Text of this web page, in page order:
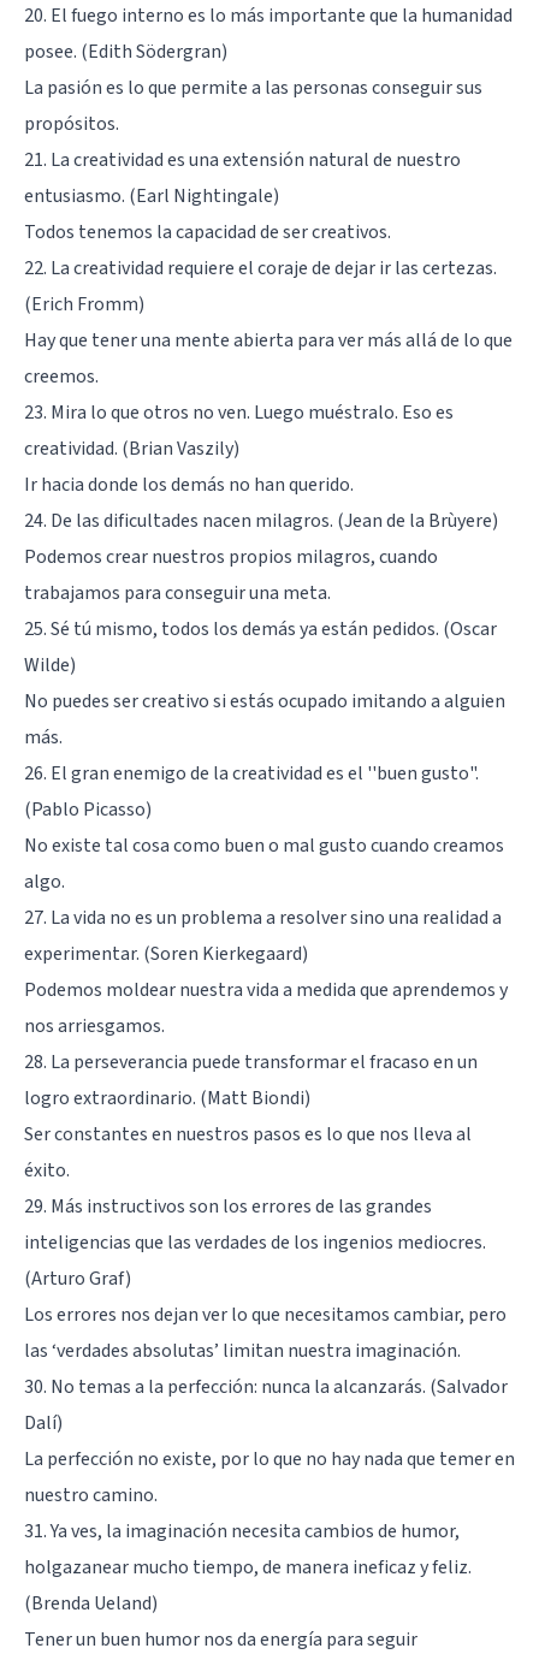
20. El fuego interno es lo más importante que la humanidad
posee. (Edith Södergran)
La pasión es lo que permite a las personas conseguir sus
propósitos.
21. La creatividad es una extensión natural de nuestro
entusiasmo. (Earl Nightingale)
Todos tenemos la capacidad de ser creativos.
22. La creatividad requiere el coraje de dejar ir las certezas.
(Erich Fromm)
Hay que tener una mente abierta para ver más allá de lo que
creemos.
23. Mira lo que otros no ven. Luego muéstralo. Eso es
creatividad. (Brian Vaszily)
Ir hacia donde los demás no han querido.
24. De las dificultades nacen milagros. (Jean de la Brùyere)
Podemos crear nuestros propios milagros, cuando
trabajamos para conseguir una meta.
25. Sé tú mismo, todos los demás ya están pedidos. (Oscar
Wilde)
No puedes ser creativo si estás ocupado imitando a alguien
más.
26. El gran enemigo de la creatividad es el ''buen gusto".
(Pablo Picasso)
No existe tal cosa como buen o mal gusto cuando creamos
algo.
27. La vida no es un problema a resolver sino una realidad a
experimentar. (Soren Kierkegaard)
Podemos moldear nuestra vida a medida que aprendemos y
nos arriesgamos.
28. La perseverancia puede transformar el fracaso en un
logro extraordinario. (Matt Biondi)
Ser constantes en nuestros pasos es lo que nos lleva al
éxito.
29. Más instructivos son los errores de las grandes
inteligencias que las verdades de los ingenios mediocres.
(Arturo Graf)
Los errores nos dejan ver lo que necesitamos cambiar, pero
las ‘verdades absolutas’ limitan nuestra imaginación.
30. No temas a la perfección: nunca la alcanzarás. (Salvador
Dalí)
La perfección no existe, por lo que no hay nada que temer en
nuestro camino.
31. Ya ves, la imaginación necesita cambios de humor,
holgazanear mucho tiempo, de manera ineficaz y feliz.
(Brenda Ueland)
Tener un buen humor nos da energía para seguir